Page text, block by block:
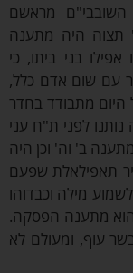
מראשם
היה מתענה
בני ביתו, כי
אדם כלל,
מתבודד בחדר
לפני ת"ח עני
ב' וה' וכן היה
שפעם
מילה וכבדוהו
מתענה הפסקה.
ומעולם לא